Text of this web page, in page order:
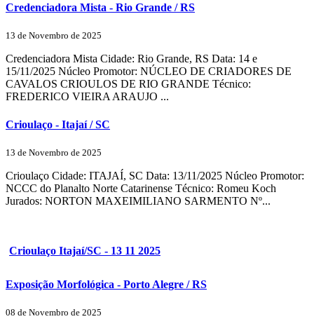
Credenciadora Mista - Rio Grande / RS
13 de Novembro de 2025
Credenciadora Mista Cidade: Rio Grande, RS Data: 14 e
15/11/2025 Núcleo Promotor: NÚCLEO DE CRIADORES DE
CAVALOS CRIOULOS DE RIO GRANDE Técnico:
FREDERICO VIEIRA ARAUJO ...
Crioulaço - Itajaí / SC
13 de Novembro de 2025
Crioulaço Cidade: ITAJAÍ, SC Data: 13/11/2025 Núcleo Promotor:
NCCC do Planalto Norte Catarinense Técnico: Romeu Koch
Jurados: NORTON MAXEIMILIANO SARMENTO Nº...
Crioulaço Itajaí/SC - 13 11 2025
Exposição Morfológica - Porto Alegre / RS
08 de Novembro de 2025